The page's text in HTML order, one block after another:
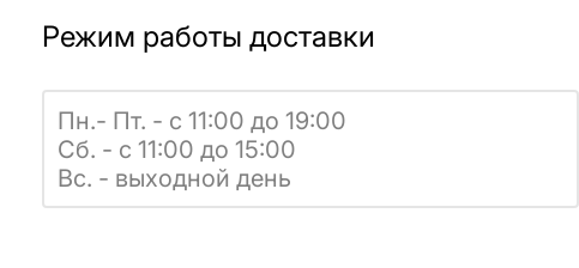
Режим работы доставки
Пн.- Пт. - с 11:00 до 19:00
Сб. - с 11:00 до 15:00
Вс. - выходной день